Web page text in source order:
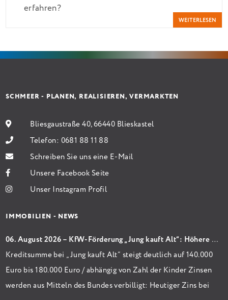
bei 35 Jahren Laufzeit und 10 Jahren Zinsbindung
Antragstellende verpflichten sich zu energetischer
Sanierung in Einzelmaßnahmen […]
erfahren?
WEITERLESEN
SCHMEER - PLANEN, REALISIEREN, VERMARKTEN
Bliesgaustraße 40, 66440 Blieskastel
Telefon: 0681 88 11 88
Schreiben Sie uns eine E-Mail
Unsere Facebook Seite
Unser Instagram Profil
IMMOBILIEN - NEWS
06. August 2026 – KfW-Förderung „Jung kauft Alt“: Höhere Kredite ab August 2026
Kreditsumme bei „Jung kauft Alt“ steigt deutlich auf 140.000
Euro bis 180.000 Euro / abhängig von Zahl der Kinder Zinsen
werden aus Mitteln des Bundes verbilligt: Heutiger Zins bei